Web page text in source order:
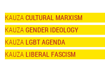
CULTURAL MARXISM
GENDER IDEOLOGY
LGBT AGENDA
LIBERAL FASCISM